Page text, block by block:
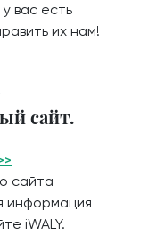
вас есть
их нам!
сайт.
сайта
информация
iWALY.